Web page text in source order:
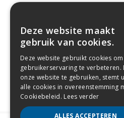
LELIEGAARDE
02/
Deze website maakt
gebruik van cookies.
Deze website gebruikt cookies
gebruikerservaring te verbeteren.
onze website te gebruiken, stemt
alle cookies in overeenstemming
Cookiebeleid. Lees verder
ALLES ACCEPTEREN